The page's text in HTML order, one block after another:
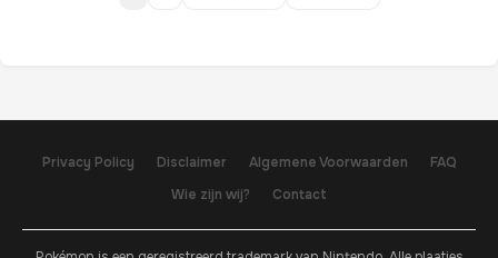
Privacy Policy Disclaimer Algemene Voorwaarden
FAQ
Wie zijn wij?
Contact